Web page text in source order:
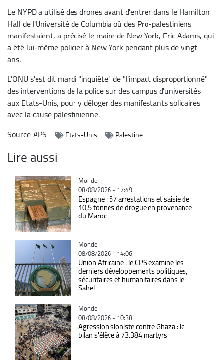
Le NYPD a utilisé des drones avant d'entrer dans le Hamilton
Hall de l'Université de Columbia où des Pro-palestiniens
manifestaient, a précisé le maire de New York, Eric Adams, qui
a été lui-même policier à New York pendant plus de vingt
ans.
L'ONU s'est dit mardi "inquiète" de "l'impact disproportionné"
des interventions de la police sur des campus d'universités
aux Etats-Unis, pour y déloger des manifestants solidaires
avec la cause palestinienne.
SourceAPS Etats-Unis Palestine
Lire aussi
Catégorie
Monde
08/08/2026 - 17:49
Espagne : 57 arrestations et saisie de
10,5 tonnes de drogue en provenance
du Maroc
Catégorie
Monde
08/08/2026 - 14:06
Union Africaine : le CPS examine les
derniers développements politiques,
sécuritaires et humanitaires dans le
Sahel
Catégorie
Monde
08/08/2026 - 10:38
Agression sioniste contre Ghaza : le
bilan s'élève à 73.384 martyrs